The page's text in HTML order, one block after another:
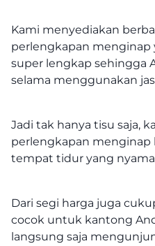
Kami menyediakan
perlengkapan menginap
super lengkap sehingga
selama menggunakan
Jadi tak hanya tisu saja,
perlengkapan menginap
tempat tidur yang
Dari segi harga juga
cocok untuk kantong
langsung saja